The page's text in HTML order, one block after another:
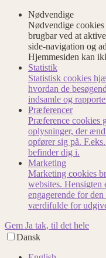
Nødvendige
Nødvendige
brugbar ved at
side-navigation og
Hjemmesiden kan
Statistik
Statistisk cookies
hvordan de
indsamle og
Præferencer
Præference cookies
oplysninger, der
opfører sig på.
befinder dig i.
Marketing
Marketing cookies
websites. Hensigten
engagerende for
værdifulde for
Gem Ja tak, til det hele
Dansk